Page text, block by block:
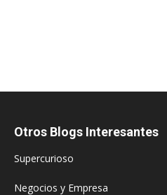
Otros Blogs Interesantes
Supercurioso
Negocios y Empresa